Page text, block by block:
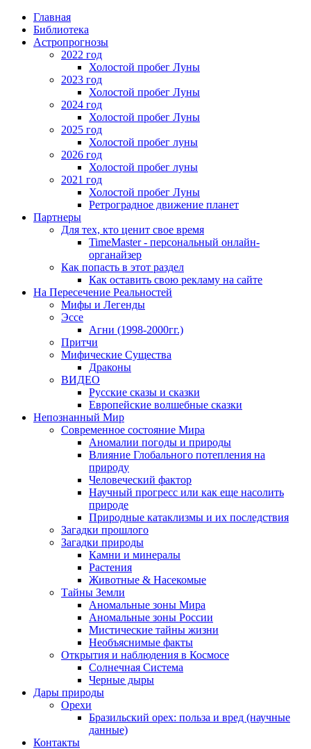
Главная
Библиотека
Астропрогнозы
2022 год
Холостой пробег Луны
2023 год
Холостой пробег Луны
2024 год
Холостой пробег Луны
2025 год
Холостой пробег луны
2026 год
Холостой пробег луны
2021 год
Холостой пробег Луны
Ретроградное движение планет
Партнеры
Для тех, кто ценит свое время
TimeMaster - персональный онлайн-
органайзер
Как попасть в этот раздел
Как оставить свою рекламу на сайте
На Пересечение Реальностей
Мифы и Легенды
Эссе
Агни (1998-2000гг.)
Притчи
Мифические Существа
Драконы
ВИДЕО
Русские сказы и сказки
Европейские волшебные сказки
Непознанный Мир
Современное состояние Мира
Аномалии погоды и природы
Влияние Глобального потепления на
природу
Человеческий фактор
Научный прогресс или как еще насолить
природе
Природные катаклизмы и их последствия
Загадки прошлого
Загадки природы
Камни и минералы
Растения
Животные & Насекомые
Тайны Земли
Аномальные зоны Мира
Аномальные зоны России
Мистические тайны жизни
Необъяснимые факты
Открытия и наблюдения в Космосе
Солнечная Система
Черные дыры
Дары природы
Орехи
Бразильский орех: польза и вред (научные
данные)
Контакты